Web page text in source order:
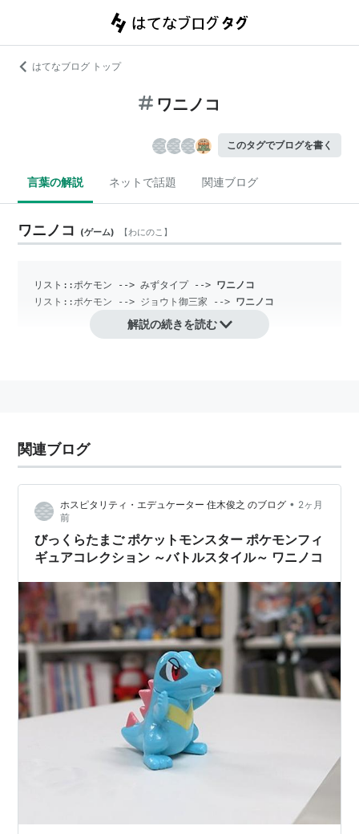
はてなブログ トップ
ワニノコ
このタグでブログを書く
言葉の解説 ネットで話題 関連ブログ
ワニノコ (ゲーム) 【わにのこ 】
リスト::ポケモン --> みずタイプ --> ワニノコ
リスト::ポケモン
--> ジョウト御三家 --> ワニノコ
匹。
GBA版以降での入手方法
ポケモンコロシアム
『ポケモンコロシアム』でリライブした オーダイル
『ポケモンコロシアム』発売時点ではメタモンを捕
まえる手段が存在しなかったため、ファイアレッ
ド・リーフグリーンが発売される前は、ワニノコを
手に入れるにはメスを捕まえる必要があった。
エメラルド・
ホウエン図鑑のジラーチ・デオキシス以外を登録す
ると、オダマキ博士からジョウト御三家のいずれか
一匹を貰うことができる。
シナリオモードのバトル山を100人抜きすること
を貰うこ
解説の続きを読む
関連ブログ
ホスピタリティ・エデュケーター 住木俊之 のブログ • 2ヶ月
前
びっくらたまご ポケットモンスター ポケモンフィ
ギュアコレクション ～バトルスタイル～ ワニノコ